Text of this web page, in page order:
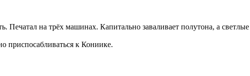
на трёх машинах. Капитально заваливает полутона, а
приспосабливаться к Кониике.